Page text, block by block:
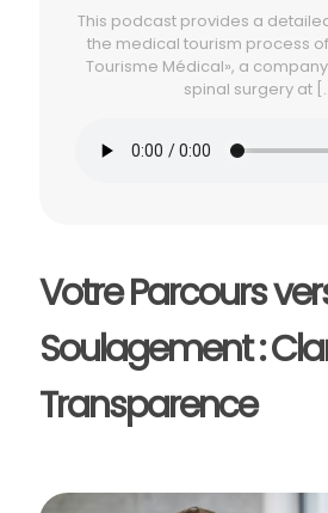
This podcast provides a
the medical tourism process
Tourisme Médical», a
spinal surgery at
Votre Parcours
Soulagement :
Transparence